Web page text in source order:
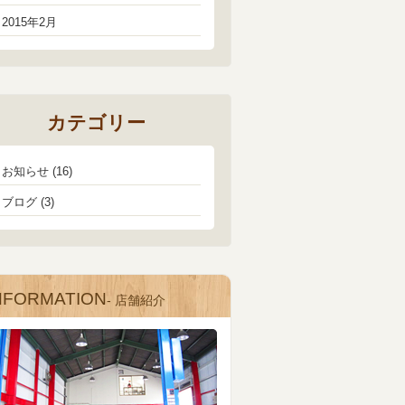
2015年2月
カテゴリー
お知らせ (16)
ブログ (3)
- 店舗紹介